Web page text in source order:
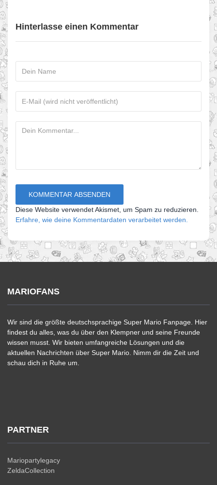
Hinterlasse einen Kommentar
Diese Website verwendet Akismet, um Spam zu reduzieren.
Erfahre, wie deine Kommentardaten verarbeitet werden.
MARIOFANS
Wir sind die größte deutschsprachige Super Mario Fanpage. Hier
findest du alles, was du über den Klempner und seine Freunde
wissen musst. Wir bieten umfangreiche Lösungen und die
aktuellen Nachrichten über Super Mario. Nimm dir die Zeit und
schau dich in Ruhe um.
PARTNER
Mariopartylegacy
ZeldaCollection